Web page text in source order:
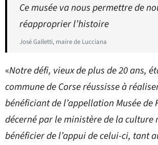
Ce musée va nous permettre de
réapproprier l’histoire
José Galletti, maire de Lucciana
«Notre défi, vieux de plus de 20 ans,
commune de Corse réussisse à
bénéficiant de l’appellation Musée de
décerné par le ministère de la culture
bénéficier de l’appui de celui-ci, tant